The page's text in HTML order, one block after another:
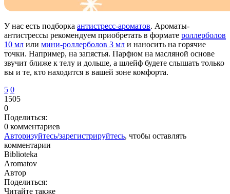
У нас есть подборка антистресс-ароматов. Ароматы-
антистрессы рекомендуем приобретать в формате роллерболов
10 мл или мини-роллерболов 3 мл и наносить на горячие
точки. Например, на запястья. Парфюм на масляной основе
звучит ближе к телу и дольше, а шлейф будете слышать только
вы и те, кто находится в вашей зоне комфорта.
5 0
1505
0
Поделиться:
0 комментариев
Авторизуйтесь/зарегистрируйтесь, чтобы оставлять
комментарии
Biblioteka
Aromatov
Автор
Поделиться:
Читайте также